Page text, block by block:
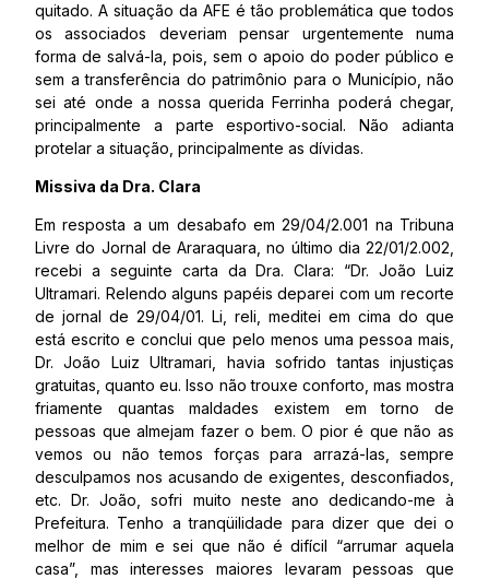
quitado. A situação da AFE é tão problemática que todos
os associados deveriam pensar urgentemente numa
forma de salvá-la, pois, sem o apoio do poder público e
sem a transferência do patrimônio para o Município, não
sei até onde a nossa querida Ferrinha poderá chegar,
principalmente a parte esportivo-social. Não adianta
protelar a situação, principalmente as dívidas.
Missiva da Dra. Clara
Em resposta a um desabafo em 29/04/2.001 na Tribuna
Livre do Jornal de Araraquara, no último dia 22/01/2.002,
recebi a seguinte carta da Dra. Clara: “Dr. João Luiz
Ultramari. Relendo alguns papéis deparei com um recorte
de jornal de 29/04/01. Li, reli, meditei em cima do que
está escrito e conclui que pelo menos uma pessoa mais,
Dr. João Luiz Ultramari, havia sofrido tantas injustiças
gratuitas, quanto eu. Isso não trouxe conforto, mas mostra
friamente quantas maldades existem em torno de
pessoas que almejam fazer o bem. O pior é que não as
vemos ou não temos forças para arrazá-las, sempre
desculpamos nos acusando de exigentes, desconfiados,
etc. Dr. João, sofri muito neste ano dedicando-me à
Prefeitura. Tenho a tranqüilidade para dizer que dei o
melhor de mim e sei que não é difícil “arrumar aquela
casa”, mas interesses maiores levaram pessoas que